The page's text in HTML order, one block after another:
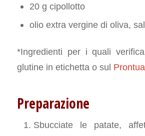
20 g cipollotto
olio extra vergine di oliva,
*Ingredienti per i quali
glutine in etichetta o sul
Preparazione
Sbucciate le patate,